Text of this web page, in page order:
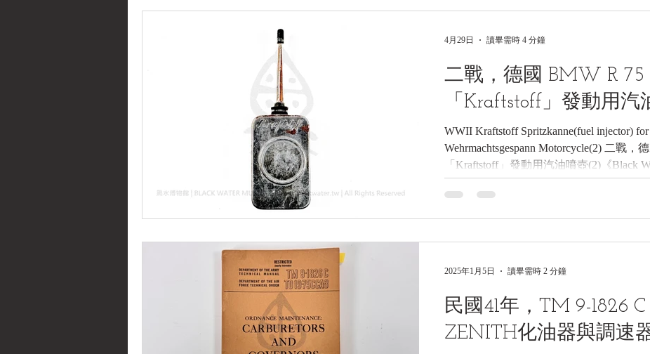
博物館館藏》 1. 基本資料 文物名稱：民
Truppenfahrrad部隊自行車） 英文名稱：
Wehrmacht Infantryman w/Bicycle (Schütze)
Poseable 12" Action Figure with Truppenfahrr
二戰，德國 BMW R 75
「Kraftstoff」發動用汽
WWII Kraftstoff Spritzkanne(fuel injector)
Wehrmachtsgespann Motorcycle(2) 二戰，
「Kraftstoff」發動用汽油噴壺(2)《Black
黑水博物館館藏》 1. 基本資料 文物名稱
軍用摩托車 「Kraftstoff」發動用汽油噴
(Germany) 館藏單位： 黑水博物館 (Black
冷啟動）。其外觀呈
4月29日 讀畢需時 4 分鐘
民國41年，TM 9-1826
ZENITH化油器與調速
2025年1月5日 讀畢需時 2 分鐘